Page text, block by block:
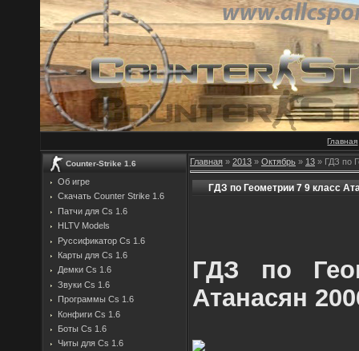
Главная
Counter-Strike 1.6
Об игре
Скачать Counter Strike 1.6
Патчи для Cs 1.6
HLTV Models
Руссификатор Cs 1.6
Карты для Cs 1.6
Демки Cs 1.6
Звуки Cs 1.6
Программы Cs 1.6
Конфиги Cs 1.6
Боты Cs 1.6
Читы для Cs 1.6
Главная » 2013 » Октябрь » 13 » ГДЗ по
ГДЗ по Геометрии 7 9 класс
ГДЗ по
Атанасян